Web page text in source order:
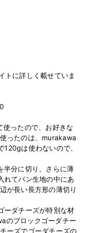
トに詳しく載せていま
使ったので、お好きな
ったのは、murakawa
は使わないので、
半分に切り、さらに薄
れてパン生地の中にあ
が長い長方形の薄切り
ーダチーズが特別な材
のブロックゴーダチー
ーズでゴーダチーズの